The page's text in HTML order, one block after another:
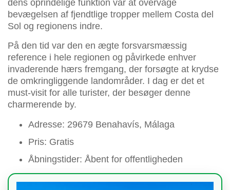
dens oprindelige funktion var at overvåge
bevægelsen af fjendtlige tropper mellem Costa del
Sol og regionens indre.
På den tid var den en ægte forsvarsmæssig
reference i hele regionen og påvirkede enhver
invaderende hærs fremgang, der forsøgte at krydse
de omkringliggende landområder. I dag er det et
must-visit for alle turister, der besøger denne
charmerende by.
Adresse: 29679 Benahavís, Málaga
Pris: Gratis
Åbningstider: Åbent for offentligheden